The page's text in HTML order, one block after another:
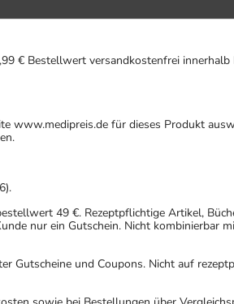
€ Bestellwert versandkostenfrei innerhalb
www.medipreis.de für dieses Produkt
49 €. Rezeptpflichtige Artikel,
nur ein Gutschein. Nicht kombinierbar
Gutscheine und Coupons. Nicht auf